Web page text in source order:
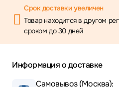
Срок доставки увеличен
Товар находится в другом
сроком до 30 дней
Информация о доставке
Самовывоз (Москва):